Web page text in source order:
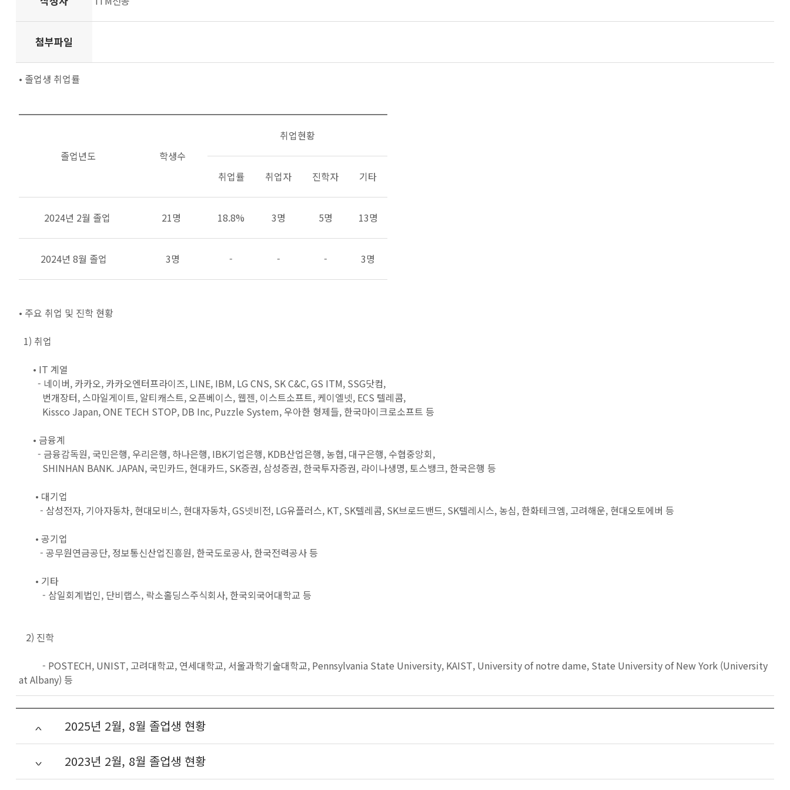
첨부파일
• 졸업생 취업률
졸업년도 학생수
취업현황
취업률 취업자 진학자 기타
2024년 2월 졸업 21명 18.8% 3명 5명 13명
2024년 8월 졸업 3명 - - - 3명
• 주요 취업 및 진학 현황
1) 취업
• IT 계열
- 네이버, 카카오, 카카오엔터프라이즈, LINE, IBM, LG CNS, SK C&C, GS ITM, SSG닷컴,
번개장터, 스마일게이트, 알티캐스트, 오픈베이스, 웹젠, 이스트소프트, 케이엘넷, ECS 텔레콤,
Kissco Japan, ONE TECH STOP, DB Inc, Puzzle System, 우아한 형제들, 한국마이크로소프트 등
• 금융계
- 금융감독원, 국민은행, 우리은행, 하나은행, IBK기업은행, KDB산업은행, 농협, 대구은행, 수협중앙회,
SHINHAN BANK. JAPAN, 국민카드, 현대카드, SK증권, 삼성증권, 한국투자증권, 라이나생명, 토스뱅크, 한국은행 등
• 대기업
- 삼성전자, 기아자동차, 현대모비스, 현대자동차, GS넷비전, LG유플러스, KT, SK텔레콤, SK브로드밴드, SK텔레시스, 농심, 한화테크엠, 고려해운, 현대오토에버 등
• 공기업
- 공무원연금공단, 정보통신산업진흥원, 한국도로공사, 한국전력공사 등
• 기타
- 삼일회계법인, 단비랩스, 락소홀딩스주식회사, 한국외국어대학교 등
2) 진학
- POSTECH, UNIST, 고려대학교, 연세대학교, 서울과학기술대학교, Pennsylvania State University, KAIST, University of notre dame, State University of New York (University
at Albany) 등
2025년 2월, 8월 졸업생 현황
2023년 2월, 8월 졸업생 현황